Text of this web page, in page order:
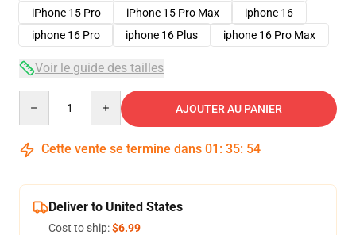
iPhone 15 Pro
iPhone 15 Pro Max
iphone 16
iphone 16 Pro
iphone 16 Plus iphone 16 Pro Max
Voir le guide des tailles
AJOUTER AU PANIER
Cette vente se termine dans 01 : 35: 54
Deliver to United States
Cost to ship:$6.99